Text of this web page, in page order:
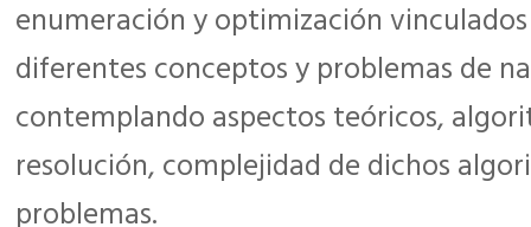
enumeración y optimización
diferentes conceptos y problemas de
contemplando aspectos teóricos,
resolución, complejidad de dichos
problemas.